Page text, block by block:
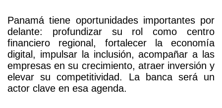
Panamá tiene oportunidades importantes por
delante: profundizar su rol como centro
financiero regional, fortalecer la economía
digital, impulsar la inclusión, acompañar a las
empresas en su crecimiento, atraer inversión y
elevar su competitividad. La banca será un
actor clave en esa agenda.